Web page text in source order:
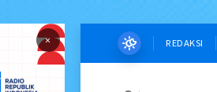
× REDAKSI